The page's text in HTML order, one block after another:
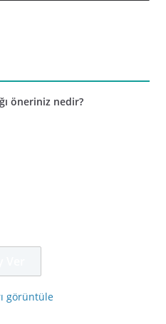
öneriniz nedir?
görüntüle